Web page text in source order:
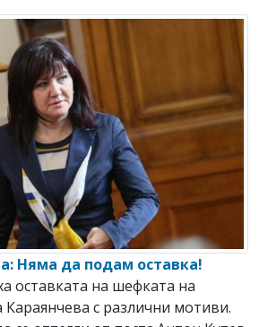
Няма да подам оставка!
оставката на шефката на
с различни мотиви.